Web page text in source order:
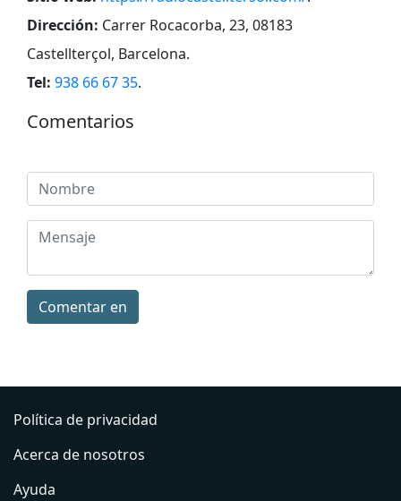
Dirección: Carrer Rocacorba, 23, 08183
Castellterçol, Barcelona.
Tel: 938 66 67 35.
Comentarios
Comentar en
Política de privacidad
Acerca de nosotros
Ayuda